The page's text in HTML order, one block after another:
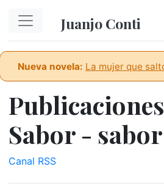
Juanjo Conti
Nueva novela: La mujer que
Sabor - sabor
Canal RSS